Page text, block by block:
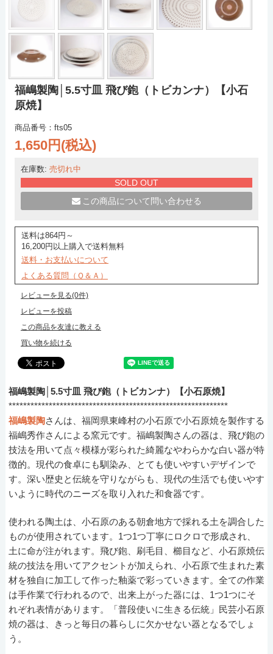
福嶋製陶│5.5寸皿 飛び鉋（トビカンナ）【小石
原焼】
商品番号：fts05
1,650円(税込)
在庫数: 売切れ中
SOLD OUT
この商品について問い合わせる
送料は864円～
16,200円以上購入で送料無料
送料・お支払いについて
よくある質問（Ｑ＆Ａ）
レビューを見る(0件)
レビューを投稿
この商品を友達に教える
買い物を続ける
福嶋製陶│5.5寸皿 飛び鉋（トビカンナ）【小石原焼】
************************************************************
福嶋製陶さんは、福岡県東峰村の小石原で小石原焼を製作する
福嶋秀作さんによる窯元です。福嶋製陶さんの器は、飛び鉋の
技法を用いて点々模様が彩られた綺麗なやわらかな白い器が特
徴的。現代の食卓にも馴染み、とても使いやすいデザインで
す。深い歴史と伝統を守りながらも、現代の生活でも使いやす
いように時代のニーズを取り入れた和食器です。
使われる陶土は、小石原のある朝倉地方で採れる土を調合した
ものが使用されています。1つ1つ丁寧にロクロで形成され、
土に命が注がれます。飛び鉋、刷毛目、櫛目など、小石原焼伝
統の技法を用いてアクセントが加えられ、小石原で生まれた素
材を独自に加工して作った釉薬で彩っていきます。全ての作業
は手作業で行われるので、出来上がった器には、1つ1つにそ
れぞれ表情があります。「普段使いに生きる伝統」民芸小石原
焼の器は、きっと毎日の暮らしに欠かせない器となるでしょ
う。